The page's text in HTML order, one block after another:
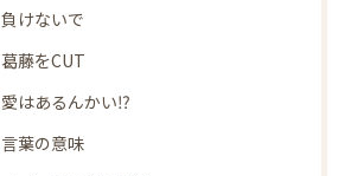
負けないで
葛藤をCUT
愛はあるんかい⁉
言葉の意味